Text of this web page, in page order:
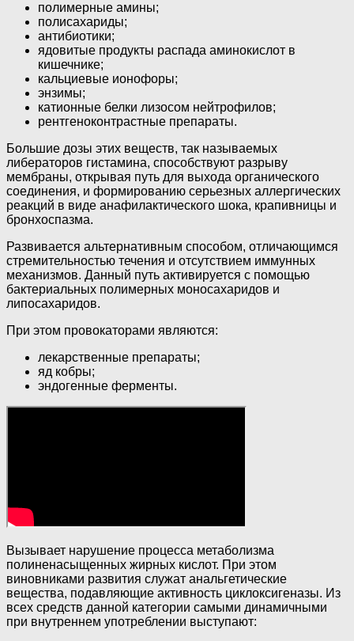
полимерные амины;
полисахариды;
антибиотики;
ядовитые продукты распада аминокислот в
кишечнике;
кальциевые ионофоры;
энзимы;
катионные белки лизосом нейтрофилов;
рентгеноконтрастные препараты.
Большие дозы этих веществ, так называемых
либераторов гистамина, способствуют разрыву
мембраны, открывая путь для выхода органического
соединения, и формированию серьезных аллергических
реакций в виде анафилактического шока, крапивницы и
бронхоспазма.
Развивается альтернативным способом, отличающимся
стремительностью течения и отсутствием иммунных
механизмов. Данный путь активируется с помощью
бактериальных полимерных моносахаридов и
липосахаридов.
При этом провокаторами являются:
лекарственные препараты;
яд кобры;
эндогенные ферменты.
Вызывает нарушение процесса метаболизма
полиненасыщенных жирных кислот. При этом
виновниками развития служат анальгетические
вещества, подавляющие активность циклоксигеназы. Из
всех средств данной категории самыми динамичными
при внутреннем употреблении выступают: